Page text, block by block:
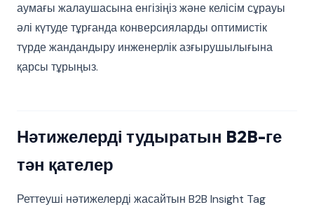
аумағы жалаушасына енгізіңіз және келісім сұрауы
әлі күтуде тұрғанда конверсияларды оптимистік
түрде жандандыру инженерлік азғырушылығына
қарсы тұрыңыз.
Нәтижелерді тудыратын B2B-ге
тән қателер
Реттеуші нәтижелерді жасайтын B2B Insight Tag